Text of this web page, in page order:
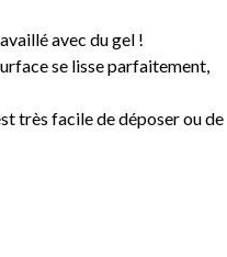
avec du gel !
se lisse parfaitement,
très facile de déposer ou de